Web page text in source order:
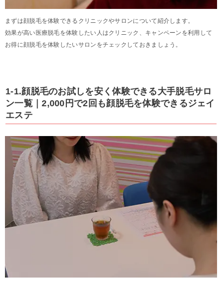
まずは顔脱毛を体験できるクリニックやサロンについて紹介します。
効果が高い医療脱毛を体験したい人はクリニック、キャンペーンを利用して
お得に顔脱毛を体験したいサロンをチェックしておきましょう。
1-1.顔脱毛のお試しを安く体験できる大手脱毛サロ
ン一覧｜2,000円で2回も顔脱毛を体験できるジェイ
エステ